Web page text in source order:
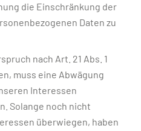
die Einschränkung der
Daten zu
nach Art. 21 Abs. 1
muss eine Abwägung
Interessen
Solange noch nicht
überwiegen, haben